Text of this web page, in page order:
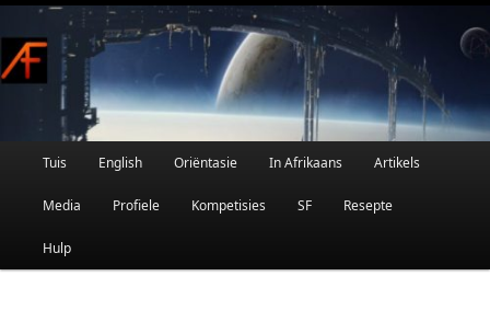
Skip
to
primary
content
Afrikaanse Wetenskapfiksie en Fantasie
Main
Tuis English Oriëntasie In Afrikaans Artikels
Media Profiele Kompetisies SF Resepte
Hulp